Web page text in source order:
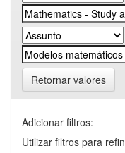
Retornar valores
Adicionar filtros:
Utilizar filtros para